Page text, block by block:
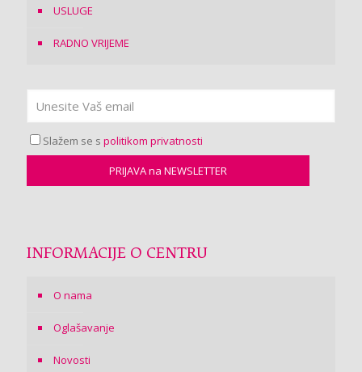
USLUGE
RADNO VRIJEME
Slažem se s politikom privatnosti
INFORMACIJE O CENTRU
O nama
Oglašavanje
Novosti